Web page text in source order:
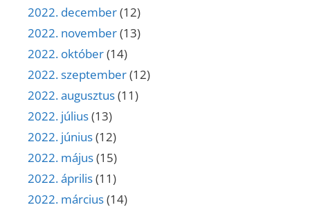
2022. december(12)
2022. november(13)
2022. október(14)
2022. szeptember(12)
2022. augusztus(11)
2022. július(13)
2022. június(12)
2022. május(15)
2022. április(11)
2022. március(14)